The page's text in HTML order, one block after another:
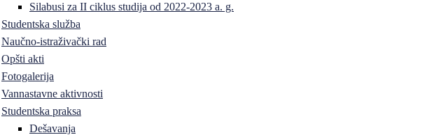
Silabusi za II ciklus studija od 2022-2023 a. g.
Studentska služba
Naučno-istraživački rad
Opšti akti
Fotogalerija
Vannastavne aktivnosti
Studentska praksa
Dešavanja